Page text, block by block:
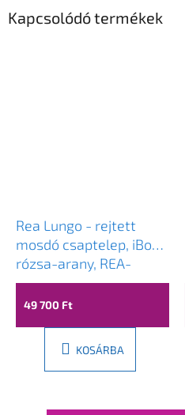
Kapcsolódó termékek
Rea Lungo - rejtett
mosdó csaptelep, iBox,
rózsa-arany, REA-
B8548
49 700 Ft
KOSÁRBA